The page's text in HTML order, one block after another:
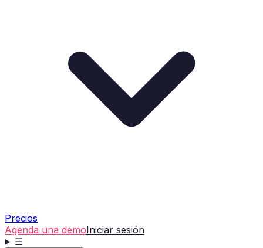
Precios
Agenda una demoIniciar sesión
☰